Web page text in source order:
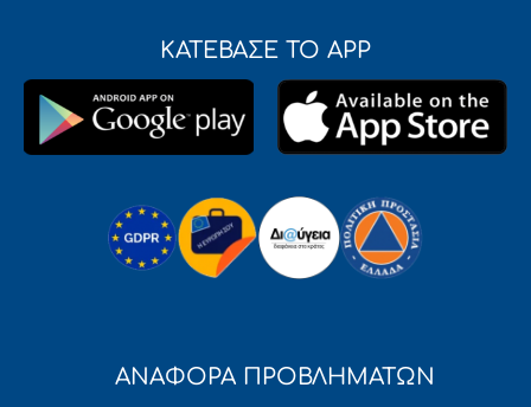
ΚΑΤΕΒΑΣΕ ΤΟ APP
ΑΝΑΦΟΡΑ ΠΡΟΒΛΗΜΑΤΩΝ